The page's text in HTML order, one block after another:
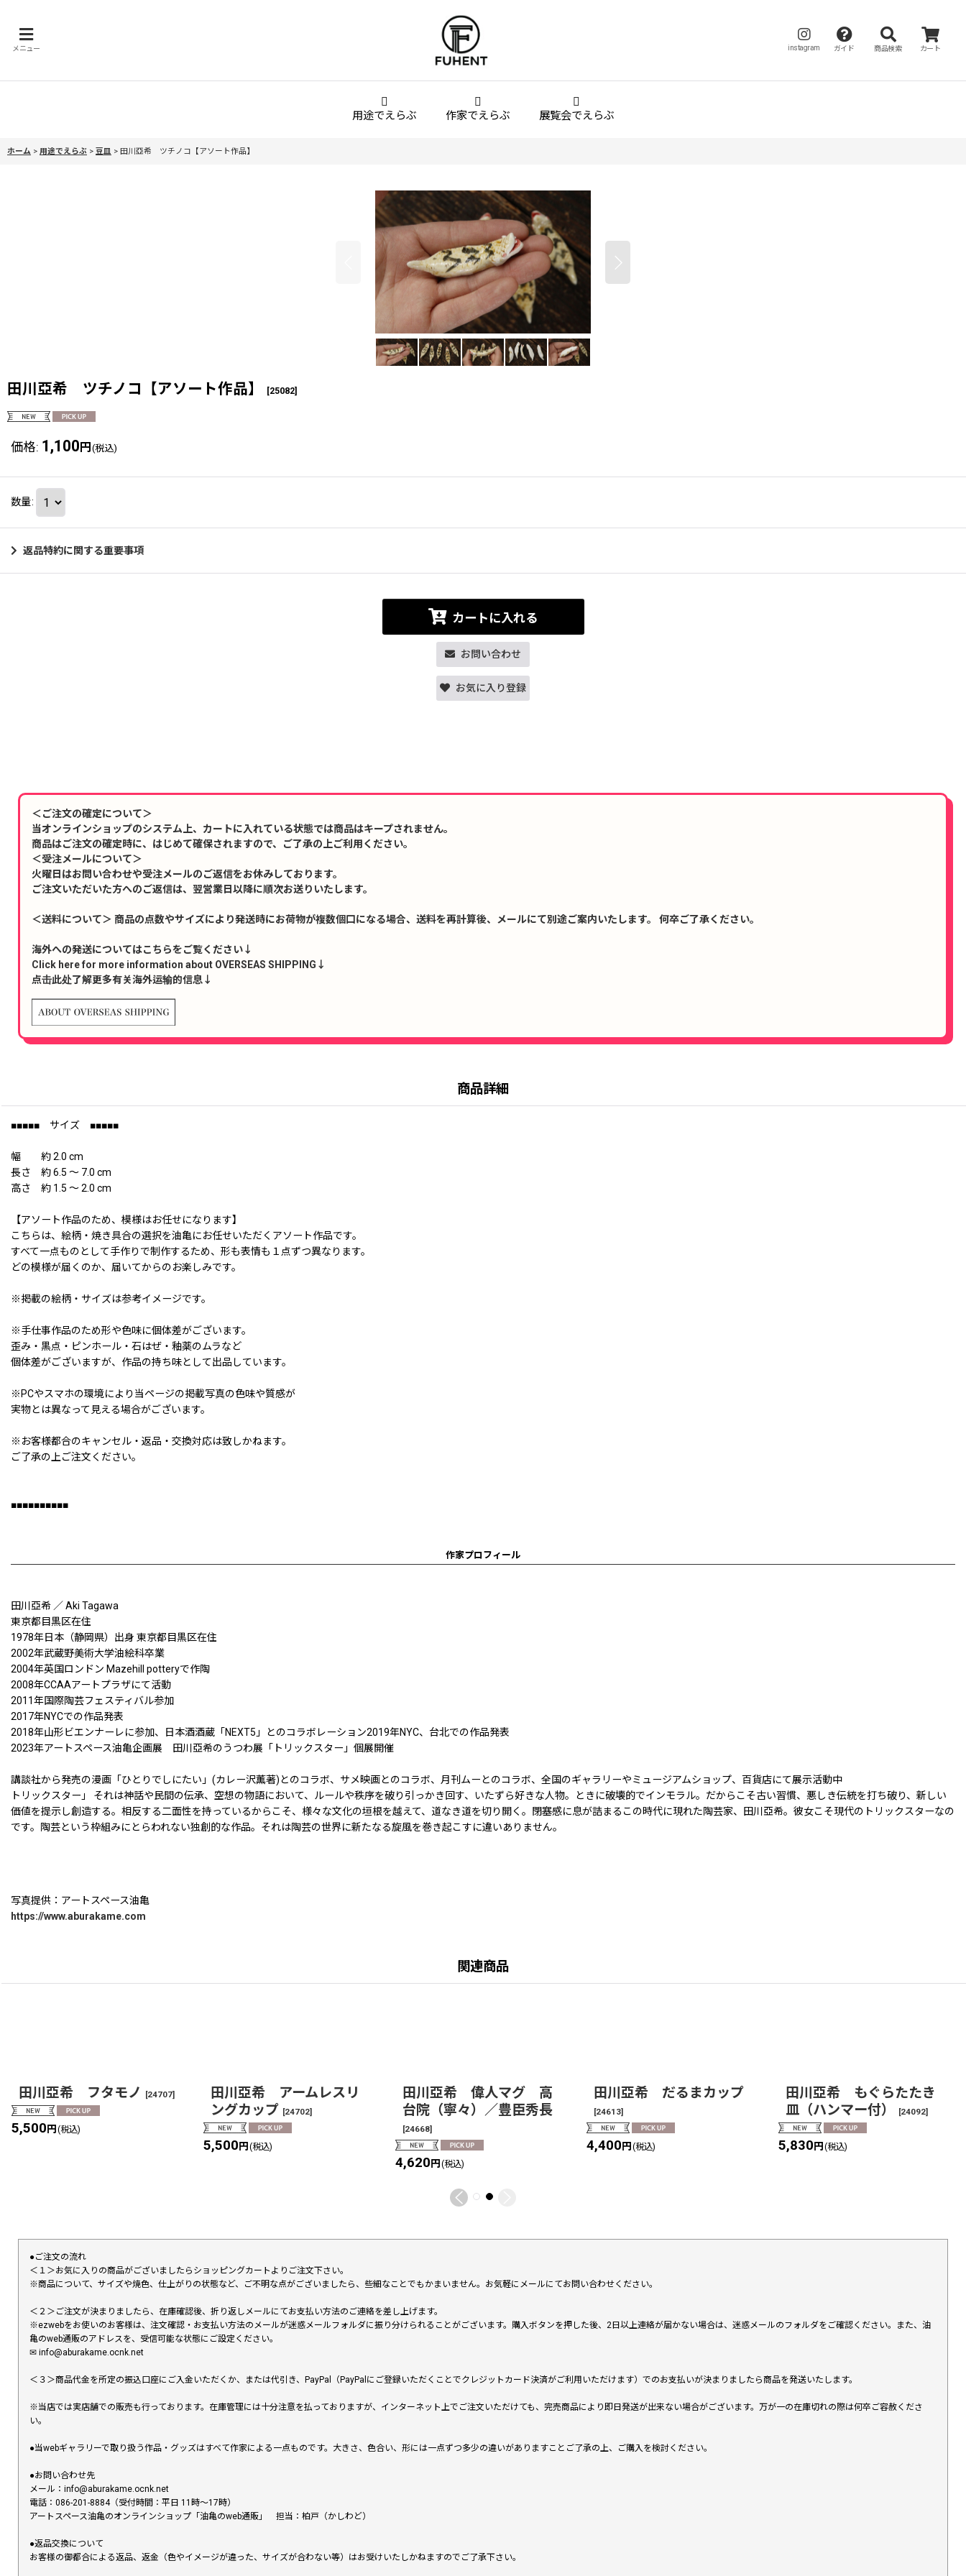
メニュー instagram ガイド 商品検索 カート
用途でえらぶ 作家でえらぶ 展覧会でえらぶ
ホーム > 用途でえらぶ > 豆皿 > 田川亞希 ツチノコ【アソート作品】
田川亞希 ツチノコ【アソート作品】 [25082]
価格: 1,100 円 (税込)
数量:
返品特約に関する重要事項
カートに入れる
お問い合わせ
お気に入り登録
＜ご注文の確定について＞
当オンラインショップのシステム上、カートに入れている状態では商品はキープされません。
商品はご注文の確定時に、はじめて確保されますので、ご了承の上ご利用ください。
＜受注メールについて＞
火曜日はお問い合わせや受注メールのご返信をお休みしております。
ご注文いただいた方へのご返信は、翌営業日以降に順次お送りいたします。
＜送料について＞ 商品の点数やサイズにより発送時にお荷物が複数個口になる場合、送料を再計算後、メールにて別途ご案内いたします。 何卒ご了承ください。
海外への発送についてはこちらをご覧ください↓
Click here for more information about OVERSEAS SHIPPING↓
点击此处了解更多有关海外运输的信息↓
商品詳細
■■■■■ サイズ ■■■■■
幅 約 2.0 cm
長さ 約 6.5 〜 7.0 cm
高さ 約 1.5 〜 2.0 cm
【アソート作品のため、模様はお任せになります】
こちらは、絵柄・焼き具合の選択を油亀にお任せいただくアソート作品です。
すべて一点ものとして手作りで制作するため、形も表情も１点ずつ異なります。
どの模様が届くのか、届いてからのお楽しみです。
※掲載の絵柄・サイズは参考イメージです。
※手仕事作品のため形や色味に個体差がございます。
歪み・黒点・ピンホール・石はぜ・釉薬のムラなど
個体差がございますが、作品の持ち味として出品しています。
※PCやスマホの環境により当ページの掲載写真の色味や質感が
実物とは異なって見える場合がございます。
※お客様都合のキャンセル・返品・交換対応は致しかねます。
ご了承の上ご注文ください。
■■■■■■■■■■
作家プロフィール
田川亞希 ／ Aki Tagawa
東京都目黒区在住
1978年日本（静岡県）出身 東京都目黒区在住
2002年武蔵野美術大学油絵科卒業
2004年英国ロンドン Mazehill potteryで作陶
2008年CCAAアートプラザにて活動
2011年国際陶芸フェスティバル参加
2017年NYCでの作品発表
2018年山形ビエンナーレに参加、日本酒酒蔵「NEXT5」とのコラボレーション2019年NYC、台北での作品発表
2023年アートスペース油亀企画展 田川亞希のうつわ展「トリックスター」個展開催
講談社から発売の漫画「ひとりでしにたい」(カレー沢薫著)とのコラボ、サメ映画とのコラボ、月刊ムーとのコラボ、全国のギャラリーやミュージアムショップ、百貨店にて展示活動中
トリックスター」 それは神話や民間の伝承、空想の物語において、ルールや秩序を破り引っかき回す、いたずら好きな人物。ときに破壊的でインモラル。だからこそ古い習慣、悪しき伝統を打ち破り、新しい
価値を提示し創造する。相反する二面性を持っているからこそ、様々な文化の垣根を越えて、道なき道を切り開く。閉塞感に息が詰まるこの時代に現れた陶芸家、田川亞希。彼女こそ現代のトリックスターなの
です。陶芸という枠組みにとらわれない独創的な作品。それは陶芸の世界に新たなる旋風を巻き起こすに違いありません。
写真提供：アートスペース油亀
https://www.aburakame.com
関連商品
田川亞希 フタモノ [24707]
5,500円 (税込)
田川亞希 アームレスリ
ングカップ [24702]
5,500円 (税込)
田川亞希 偉人マグ 高
台院（寧々）／豊臣秀長
[24668]
4,620円 (税込)
田川亞希 だるまカップ
[24613]
4,400円 (税込)
田川亞希 もぐらたたき
皿（ハンマー付）
[24092]
5,830円 (税込)
●ご注文の流れ
＜１＞お気に入りの商品がございましたらショッピングカートよりご注文下さい。
※商品について、サイズや焼色、仕上がりの状態など、ご不明な点がございましたら、些細なことでもかまいません。お気軽にメールにてお問い合わせください。
＜２＞ご注文が決まりましたら、在庫確認後、折り返しメールにてお支払い方法のご連絡を差し上げます。
※ezwebをお使いのお客様は、注文確認・お支払い方法のメールが迷惑メールフォルダに振り分けられることがございます。購入ボタンを押した後、2日以上連絡が届かない場合は、迷惑メールのフォルダをご確認ください。また、油
亀のweb通販のアドレスを、受信可能な状態にご設定ください。
✉︎ info@aburakame.ocnk.net
＜３＞商品代金を所定の振込口座にご入金いただくか、または代引き、PayPal（PayPalにご登録いただくことでクレジットカード決済がご利用いただけます）でのお支払いが決まりましたら商品を発送いたします。
※当店では実店舗での販売も行っております。在庫管理には十分注意を払っておりますが、インターネット上でご注文いただけても、完売商品により即日発送が出来ない場合がございます。万が一の在庫切れの際は何卒ご容赦くださ
い。
●当webギャラリーで取り扱う作品・グッズはすべて作家による一点ものです。大きさ、色合い、形には一点ずつ多少の違いがありますことご了承の上、ご購入を検討ください。
●お問い合わせ先
メール：info@aburakame.ocnk.net
電話：086-201-8884（受付時間：平日 11時〜17時）
アートスペース油亀のオンラインショップ「油亀のweb通販」 担当：柏戸（かしわど）
●返品交換について
お客様の御都合による返品、返金（色やイメージが違った、サイズが合わない等）はお受けいたしかねますのでご了承下さい。